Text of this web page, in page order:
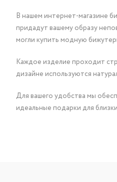
В нашем интернет-магазине
придадут вашему образу
могли купить модную
Каждое изделие проходит
дизайне используются
Для вашего удобства мы
идеальные подарки для